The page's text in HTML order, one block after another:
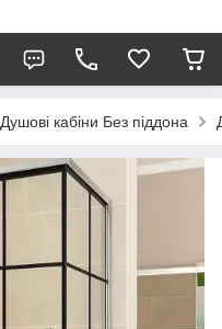
Душові кабіни Без піддона